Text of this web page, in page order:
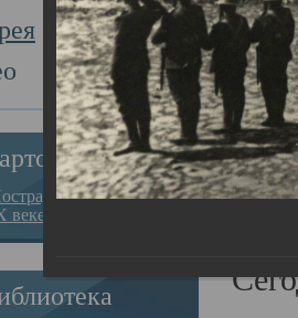
за веру в
веке на Севере”
Главная